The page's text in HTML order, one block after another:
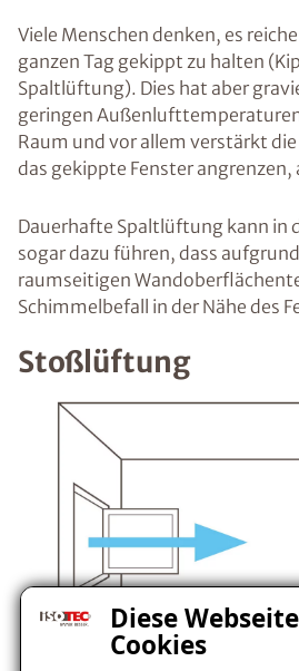
Diese
Cookies
Viele Menschen denken, es
ganzen Tag gekippt zu halten
Spaltlüftung). Dies hat aber
geringen
Raum und vor allem verstärkt
das gekippte Fenster angrenzen,
Dauerhafte Spaltlüftung kann in
sogar dazu führen, dass
raumseitigen
Schimmelbefall in der Nähe des
Stoßlüftung